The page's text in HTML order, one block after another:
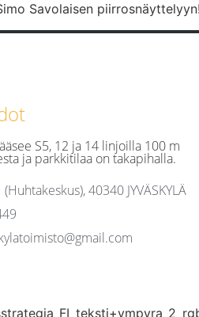
Savolaisen
S5, 12 ja 14 linjoilla 100 m
ja parkkitilaa on takapihalla.
40340 JYVÄSKYLÄ